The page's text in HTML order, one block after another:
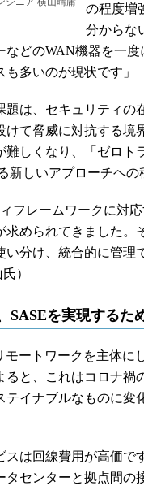
の程度増
分からな
どのWAN機器を一
多いのが現状です」
は、セキュリティの
けて脅威に対抗する境
しくなり、「ゼロト
新しいアプローチヘの
フレームワークに対
求められてきました。
分け、統合的に管理
）
SASEを実現するた
ートワークを主体に
ると、これはコロナ禍
イナブルなものに変
は回線費用が高価で
タセンターと拠点間の